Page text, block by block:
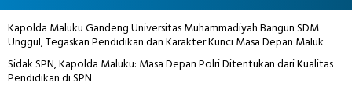
Kapolda Maluku Gandeng Universitas Muhammadiyah Bangun SDM
Unggul, Tegaskan Pendidikan dan Karakter Kunci Masa Depan Maluk
Sidak SPN, Kapolda Maluku: Masa Depan Polri Ditentukan dari Kualitas
Pendidikan di SPN